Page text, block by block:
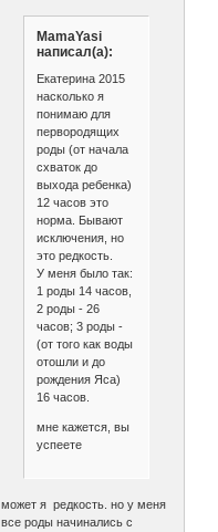
MamaYasi
написал(а):
Екатерина 2015
насколько я
понимаю для
первородящих
роды (от начала
схваток до
выхода ребенка)
12 часов это
норма. Бывают
исключения, но
это редкость.
У меня было так:
1 роды 14 часов,
2 роды - 26
часов; 3 роды -
(от того как воды
отошли и до
рождения Яса)
16 часов.
мне кажется, вы
успеете
может я редкость. но у меня
все роды начинались с